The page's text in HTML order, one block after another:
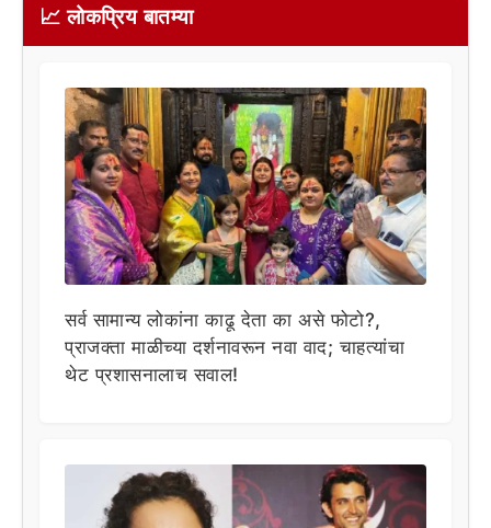
📈 लोकप्रिय बातम्या
सर्व सामान्य लोकांना काढू देता का असे फोटो?,
प्राजक्ता माळीच्या दर्शनावरून नवा वाद; चाहत्यांचा
थेट प्रशासनालाच सवाल!